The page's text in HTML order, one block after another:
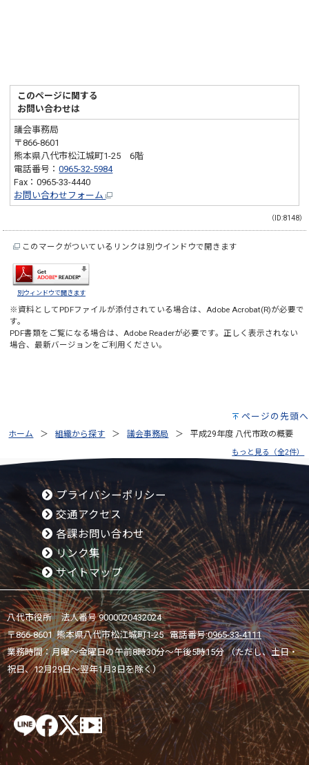
このページに関する
お問い合わせは
議会事務局
〒866-8601
熊本県八代市松江城町1-25 6階
電話番号：0965-32-5984
Fax：0965-33-4440
お問い合わせフォーム
（ID:8148）
このマークがついているリンクは別ウインドウで開きます
別ウィンドウで開きます
※資料としてPDFファイルが添付されている場合は、 Adobe Acrobat(R)が必要で
す。
PDF書類をご覧になる場合は、 Adobe Readerが必要です。正しく表示されない
場合、最新バージョンをご利用ください。
ページの先頭へ
ホーム 組織から探す 議会事務局 平成29年度 八代市政の概要
もっと見る（全2件）
プライバシーポリシー
交通アクセス
各課お問い合わせ
リンク集
サイトマップ
八代市役所 法人番号 9000020432024
〒866-8601 熊本県八代市松江城町1-25 電話番号:0965-33-4111
業務時間：月曜～金曜日の午前8時30分～午後5時15分 （ただし、土日・
祝日、12月29日～翌年1月3日を除く）